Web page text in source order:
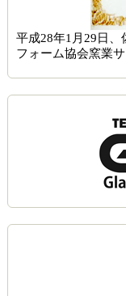
平成28年1月29日、
フォーム協会窯業